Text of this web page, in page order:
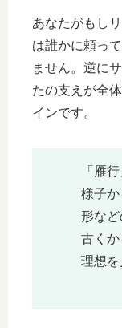
あなたがもし
は誰かに頼っ
ません。逆に
たの支えが全
インです。
「雁
様子
形など
古く
理想を